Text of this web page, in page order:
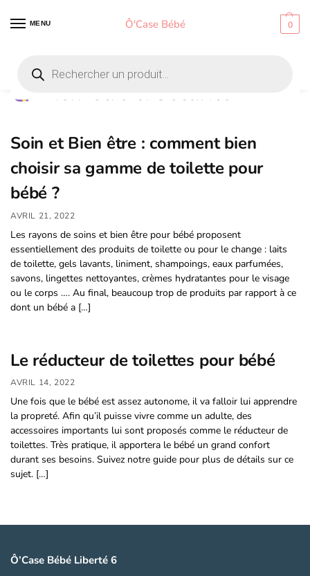
MENU Ô'Case Bébé 0
Bien-être & Sécurité
Soin et Bien être : comment bien
choisir sa gamme de toilette pour
bébé ?
AVRIL 21, 2022
Les rayons de soins et bien être pour bébé proposent
essentiellement des produits de toilette ou pour le change : laits
de toilette, gels lavants, liniment, shampoings, eaux parfumées,
savons, lingettes nettoyantes, crèmes hydratantes pour le visage
ou le corps …. Au final, beaucoup trop de produits par rapport à ce
dont un bébé a […]
Le réducteur de toilettes pour bébé
AVRIL 14, 2022
Une fois que le bébé est assez autonome, il va falloir lui apprendre
la propreté. Afin qu’il puisse vivre comme un adulte, des
accessoires importants lui sont proposés comme le réducteur de
toilettes. Très pratique, il apportera le bébé un grand confort
durant ses besoins. Suivez notre guide pour plus de détails sur ce
sujet. […]
Ô’Case Bébé Liberté 6